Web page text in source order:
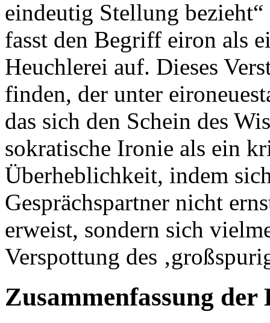
eindeutig Stellung
fasst den Begriff eiron als
Heuchlerei auf. Dieses
finden, der unter
das sich den Schein des
sokratische Ironie als ein
Überheblichkeit, indem
Gesprächspartner nicht
erweist, sondern sich
Verspottung des
Zusammenfassung der